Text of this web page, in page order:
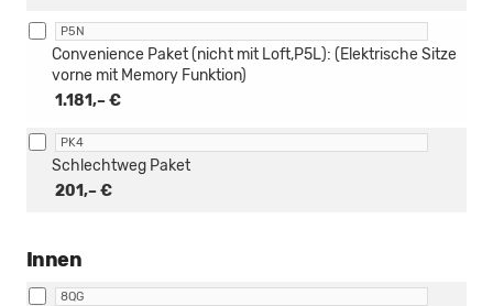
P5N
1.181,– €
Convenience Paket (nicht mit Loft,P5L): (Elektrische Sitze
vorne mit Memory Funktion)
PK4
201,– €
Schlechtweg Paket
Innen
8QG